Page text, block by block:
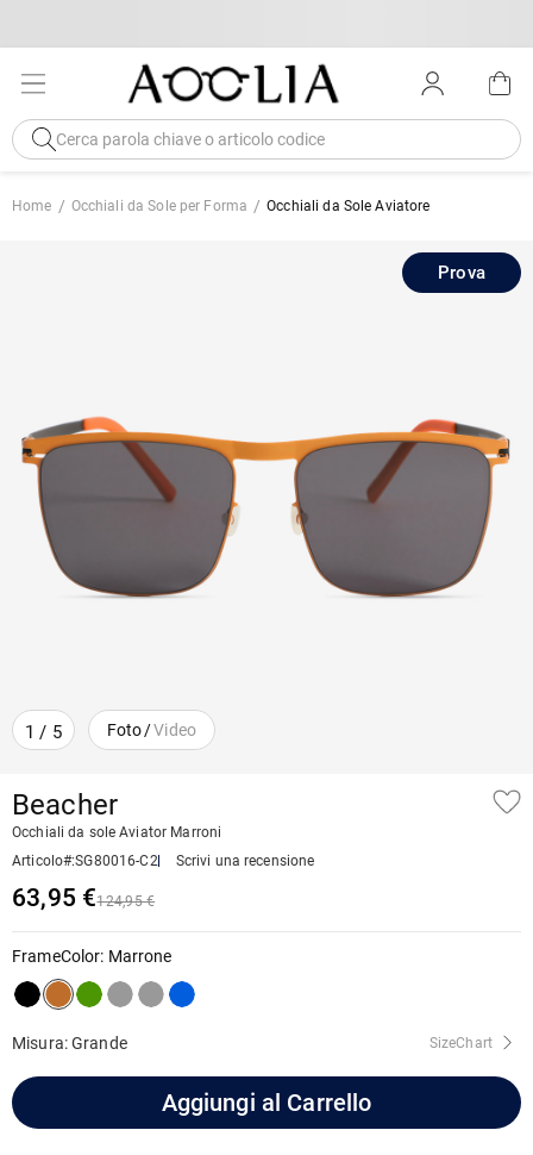
Home Occhiali da Sole per Forma Occhiali da Sole Aviatore
1 / 5 Foto/Video
Prova
Beacher
Occhiali da sole Aviator Marroni
Articolo#:SG80016-C2 Scrivi una recensione
63,95 €124,95 €
FrameColor: Marrone
Misura: Grande SizeChart
Aggiungi al Carrello